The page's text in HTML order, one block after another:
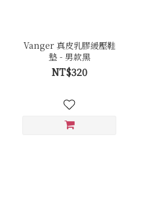
Vanger 真皮乳膠緩壓鞋
墊 - 男款黑
NT$320